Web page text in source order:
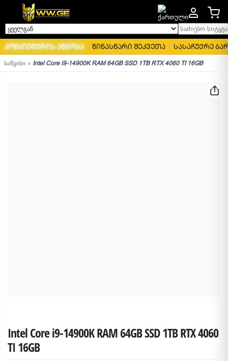
ყველგან საძიებო
კომპიუტერის აწყობა წინასწარი შეკვეთა სასაჩუქრე
საწყისი Intel Core i9-14900K RAM 64GB SSD 1TB RTX 4060 TI 16GB
Intel Core i9-14900K RAM 64GB SSD 1TB RTX 4060
TI 16GB